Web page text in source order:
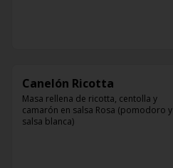
Canelón Ricotta
Masa rellena de ricotta, centolla y
camarón en salsa Rosa (pomodoro y
salsa blanca)